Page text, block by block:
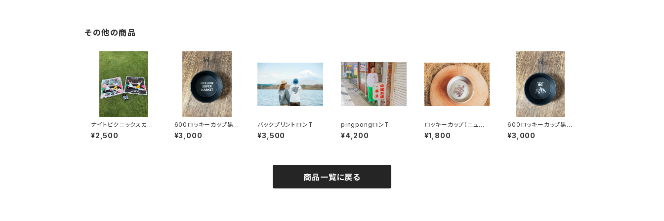
その他の商品
ナイトピクニックスカー
フ
¥2,500
600ロッキーカップ黒塗
装（MELLOW SUPER
MARKET）
¥3,000
バックプリントロンT
¥3,500
pingpongロンT
¥4,200
ロッキーカップ（ニュー
ロゴ）
¥1,800
600ロッキーカップ黒塗
装（HIKE）
¥3,000
商品一覧に戻る